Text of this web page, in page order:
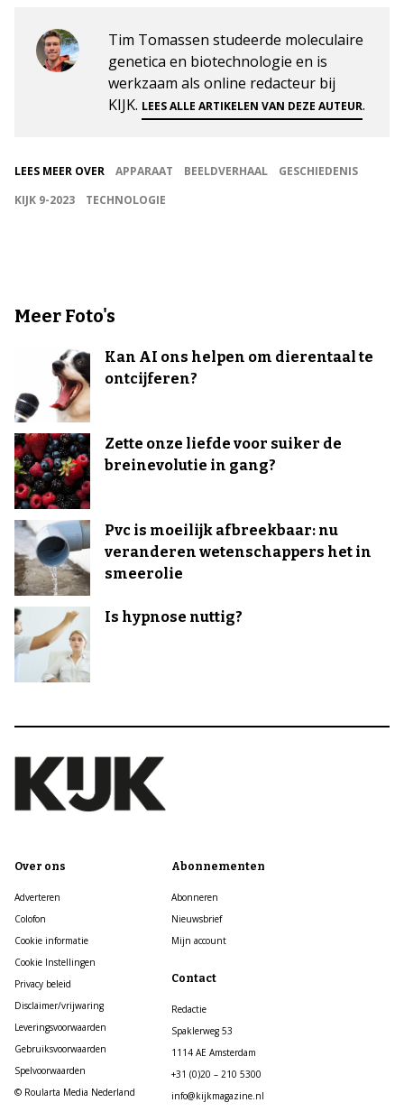
Tim Tomassen studeerde moleculaire
genetica en biotechnologie en is
werkzaam als online redacteur bij
KIJK. LEES ALLE ARTIKELEN VAN DEZE AUTEUR.
LEES MEER OVER APPARAAT BEELDVERHAAL
GESCHIEDENIS
KIJK 9-2023
TECHNOLOGIE
Meer Foto's
Kan AI ons helpen om dierentaal te
ontcijferen?
Zette onze liefde voor suiker de
breinevolutie in gang?
Pvc is moeilijk afbreekbaar: nu
veranderen wetenschappers het in
smeerolie
Is hypnose nuttig?
Over ons
Adverteren
Colofon
Cookie informatie
Cookie Instellingen
Privacy beleid
Disclaimer/vrijwaring
Leveringsvoorwaarden
Gebruiksvoorwaarden
Spelvoorwaarden
© Roularta Media Nederland
Abonnementen
Abonneren
Nieuwsbrief
Mijn account
Contact
Redactie
Spaklerweg 53
1114 AE Amsterdam
+31 (0)20 – 210 5300
info@kijkmagazine.nl